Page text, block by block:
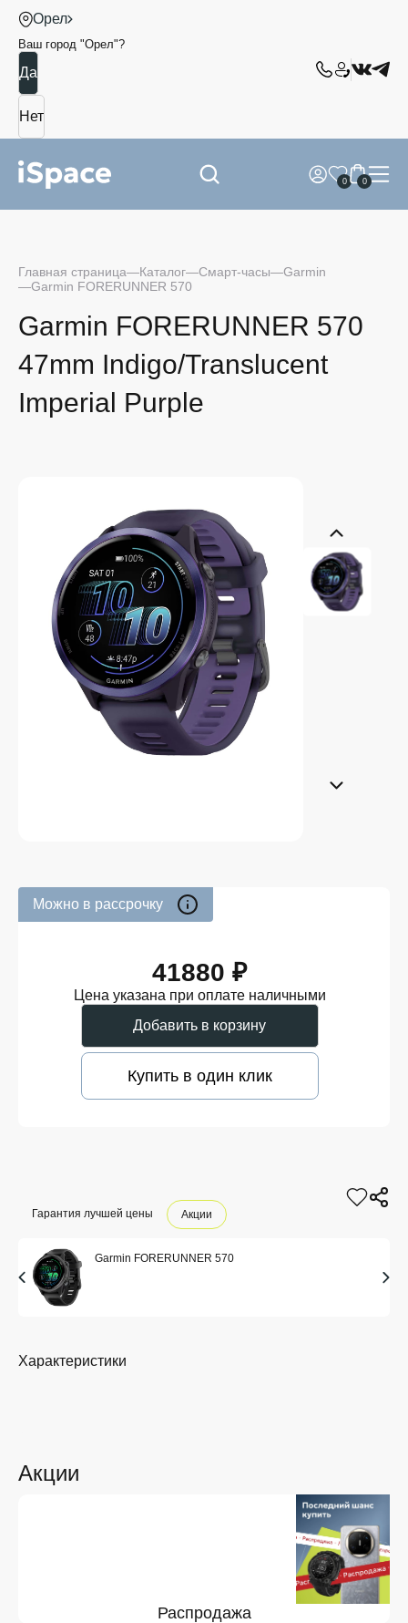
Орел
Ваш город "Орел"?
0 0
Главная страница Каталог Смарт-часы
Garmin
Garmin FORERUNNER 570
Garmin FORERUNNER 570
47mm Indigo/Translucent
Imperial Purple
Можно в рассрочку
41880 ₽
Цена указана при оплате наличными
Добавить в корзину
Купить в один клик
Гарантия лучшей цены Акции
Garmin FORERUNNER 570
Акции
Распродажа
Характеристики